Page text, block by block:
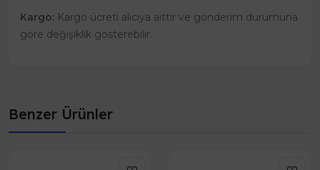
Kargo: Kargo ücreti alıcıya aittir ve gönderim durumuna
göre değişiklik gösterebilir.
Benzer Ürünler